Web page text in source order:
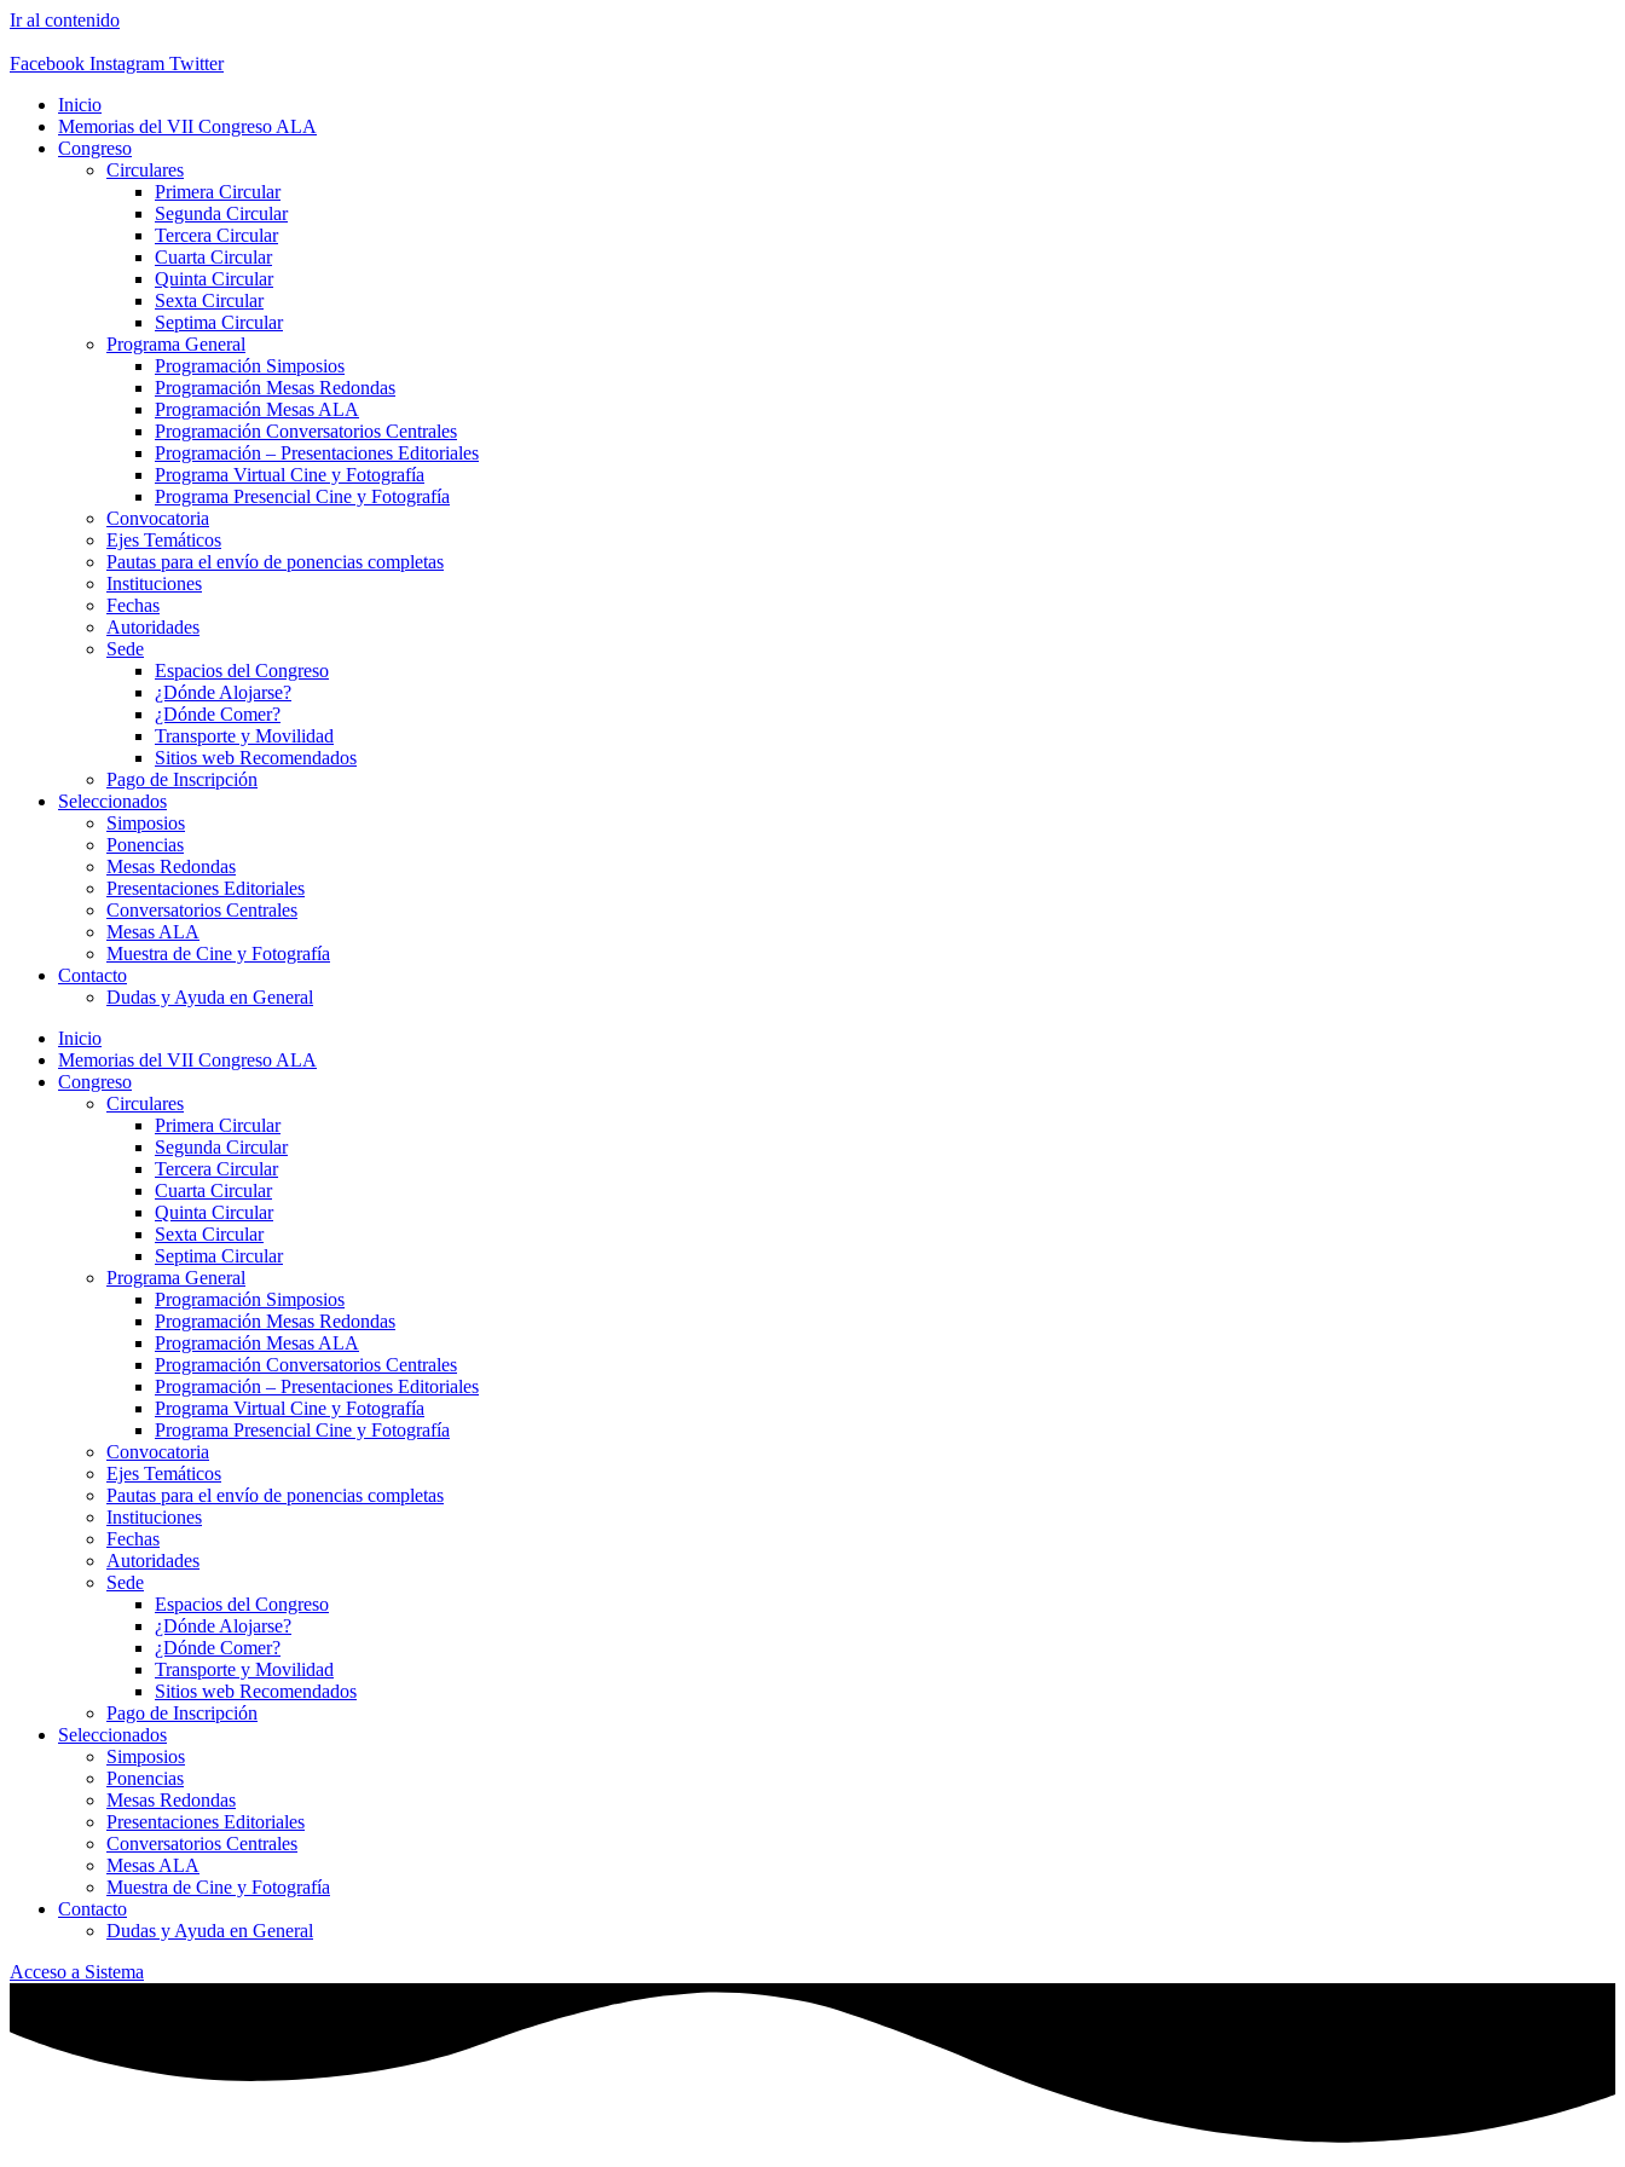
Ir al contenido
Facebook Instagram Twitter
Inicio
Memorias del VII Congreso ALA
Congreso
Circulares
Primera Circular
Segunda Circular
Tercera Circular
Cuarta Circular
Quinta Circular
Sexta Circular
Septima Circular
Programa General
Programación Simposios
Programación Mesas Redondas
Programación Mesas ALA
Programación Conversatorios Centrales
Programación – Presentaciones Editoriales
Programa Virtual Cine y Fotografía
Programa Presencial Cine y Fotografía
Convocatoria
Ejes Temáticos
Pautas para el envío de ponencias completas
Instituciones
Fechas
Autoridades
Sede
Espacios del Congreso
¿Dónde Alojarse?
¿Dónde Comer?
Transporte y Movilidad
Sitios web Recomendados
Pago de Inscripción
Seleccionados
Simposios
Ponencias
Mesas Redondas
Presentaciones Editoriales
Conversatorios Centrales
Mesas ALA
Muestra de Cine y Fotografía
Contacto
Dudas y Ayuda en General
Inicio
Memorias del VII Congreso ALA
Congreso
Circulares
Primera Circular
Segunda Circular
Tercera Circular
Cuarta Circular
Quinta Circular
Sexta Circular
Septima Circular
Programa General
Programación Simposios
Programación Mesas Redondas
Programación Mesas ALA
Programación Conversatorios Centrales
Programación – Presentaciones Editoriales
Programa Virtual Cine y Fotografía
Programa Presencial Cine y Fotografía
Convocatoria
Ejes Temáticos
Pautas para el envío de ponencias completas
Instituciones
Fechas
Autoridades
Sede
Espacios del Congreso
¿Dónde Alojarse?
¿Dónde Comer?
Transporte y Movilidad
Sitios web Recomendados
Pago de Inscripción
Seleccionados
Simposios
Ponencias
Mesas Redondas
Presentaciones Editoriales
Conversatorios Centrales
Mesas ALA
Muestra de Cine y Fotografía
Contacto
Dudas y Ayuda en General
Acceso a Sistema